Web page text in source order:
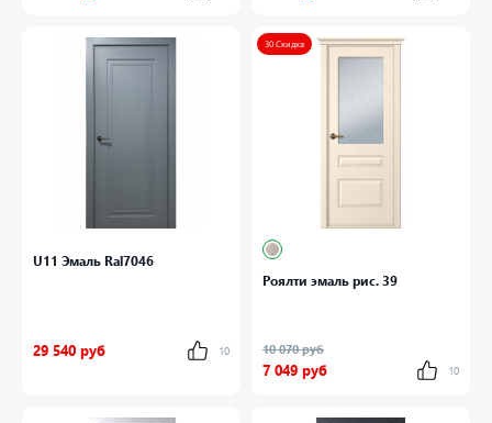
U11 Эмаль Ral7046
29 540 руб 10
30 Скидка
Роялти эмаль рис. 39
10 070 руб
7 049 руб 10